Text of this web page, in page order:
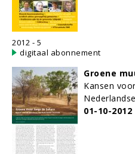
2012 - 5
digitaal abonnement
Groene
Kansen
01-10-2012